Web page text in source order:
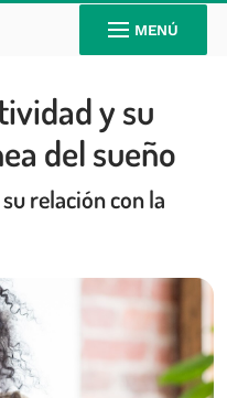
MENÚ
y su
del sueño
relación con la